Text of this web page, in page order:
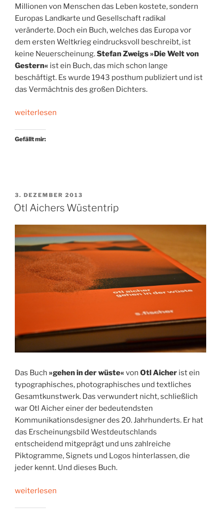
Millionen von Menschen das Leben kostete, sondern
Europas Landkarte und Gesellschaft radikal
veränderte. Doch ein Buch, welches das Europa vor
dem ersten Weltkrieg eindrucksvoll beschreibt, ist
keine Neuerscheinung.Stefan Zweigs »Die Welt von
Gestern« ist ein Buch, das mich schon lange
beschäftigt. Es wurde 1943 posthum publiziert und ist
das Vermächtnis des großen Dichters.
„Stefan
Europa“
weiterlesen
Gefällt mir:
VERÖFFENTLICHT
AM
3. DEZEMBER 2013
Otl Aichers Wüstentrip
Das Buch »gehen in der wüste« von Otl Aicher ist ein
typographisches, photographisches und textliches
Gesamtkunstwerk. Das verwundert nicht, schließlich
war Otl Aicher einer der bedeutendsten
Kommunikationsdesigner des 20. Jahrhunderts. Er hat
das Erscheinungsbild Westdeutschlands
entscheidend mitgeprägt und uns zahlreiche
Piktogramme, Signets und Logos hinterlassen, die
jeder kennt. Und dieses Buch.
„Otl
weiterlesen